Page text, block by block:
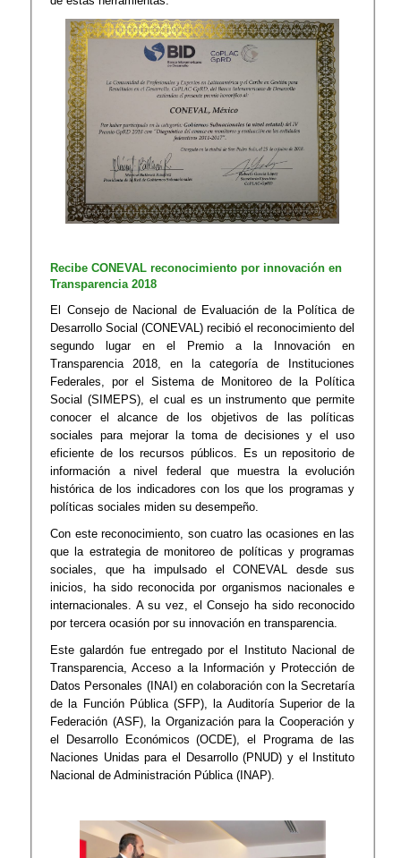
Recibe CONEVAL reconocimiento por innovación en
Transparencia 2018
El Consejo de Nacional de Evaluación de la Política de
Desarrollo Social (CONEVAL) recibió el reconocimiento del
segundo lugar en el Premio a la Innovación en
Transparencia 2018, en la categoría de Instituciones
Federales, por el Sistema de Monitoreo de la Política
Social (SIMEPS), el cual es un instrumento que permite
conocer el alcance de los objetivos de las políticas
sociales para mejorar la toma de decisiones y el uso
eficiente de los recursos públicos. Es un repositorio de
información a nivel federal que muestra la evolución
histórica de los indicadores con los que los programas y
políticas sociales miden su desempeño.
Con este reconocimiento, son cuatro las ocasiones en las
que la estrategia de monitoreo de políticas y programas
sociales, que ha impulsado el CONEVAL desde sus
inicios, ha sido reconocida por organismos nacionales e
internacionales. A su vez, el Consejo ha sido reconocido
por tercera ocasión por su innovación en transparencia.
Este galardón fue entregado por el Instituto Nacional de
Transparencia, Acceso a la Información y Protección de
Datos Personales (INAI) en colaboración con la Secretaría
de la Función Pública (SFP), la Auditoría Superior de la
Federación (ASF), la Organización para la Cooperación y
el Desarrollo Económicos (OCDE), el Programa de las
Naciones Unidas para el Desarrollo (PNUD) y el Instituto
Nacional de Administración Pública (INAP).​​​​